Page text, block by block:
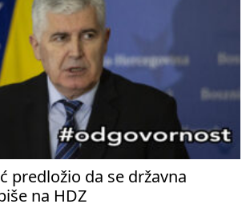
predložio da se državna
na HDZ